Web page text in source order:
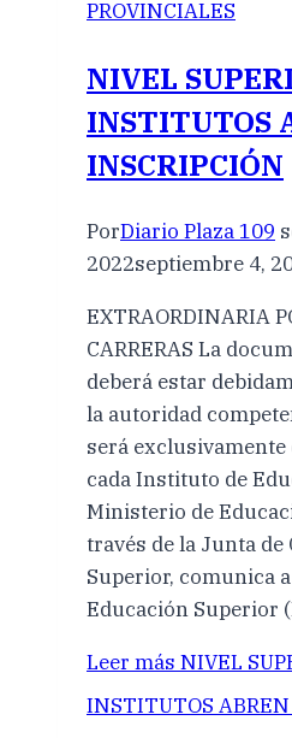
PROVINCIALES
NIVEL
INSTITUTOS
INSCRIPCIÓN
PorDiario Plaza 109
2022septiembre 4,
EXTRAORDINARIA
CARRERAS La
deberá estar
la autoridad
será
cada Instituto de
Ministerio de
través de la Junta
Superior, comunica
Educación Superior
Leer más NIVEL
INSTITUTOS